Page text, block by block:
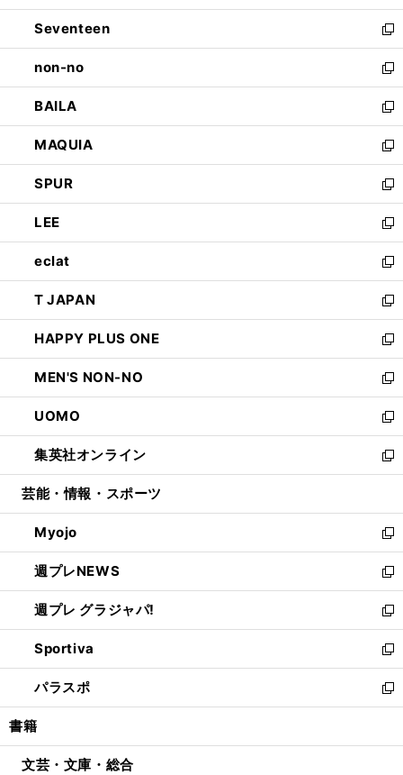
開
く
ウ
で
開
く
ン
ド
ウ
で
開
く
Seventeen
新
し
い
ウ
ィ
ン
ド
ウ
で
開
く
non-no
新
し
い
ウ
ィ
ン
ド
ウ
で
開
く
BAILA
新
し
い
ウ
ィ
ン
ド
ウ
で
開
く
MAQUIA
新
し
い
ウ
ィ
ン
ド
ウ
で
開
く
SPUR
新
し
い
ウ
ィ
ン
ド
ウ
で
開
く
LEE
新
し
い
ウ
ィ
ン
ド
ウ
で
開
く
eclat
新
し
い
ウ
ィ
ン
ド
ウ
で
開
く
T JAPAN
新
し
い
ウ
ィ
ン
ド
ウ
で
開
HAPPY PLUS ONE
新
し
い
ウ
ィ
ン
ド
ウ
開
く
MEN'S NON-NO
新
し
い
ウ
ィ
ン
ウ
で
開
く
UOMO
新
し
い
ウ
ン
ド
ウ
で
開
く
集英社オンライン
新
し
ウ
ィ
ン
ド
ウ
で
開
く
芸能・情報・スポーツ
Myojo
新
し
い
ウ
ィ
ン
ド
ウ
で
開
週プレNEWS
新
し
い
ウ
ィ
ン
ド
ウ
開
週プレ グラジャパ!
新
し
い
ウ
ィ
ン
ウ
Sportiva
新
し
い
ウ
ン
パラスポ
新
し
ウ
書籍
文芸・文庫・総合